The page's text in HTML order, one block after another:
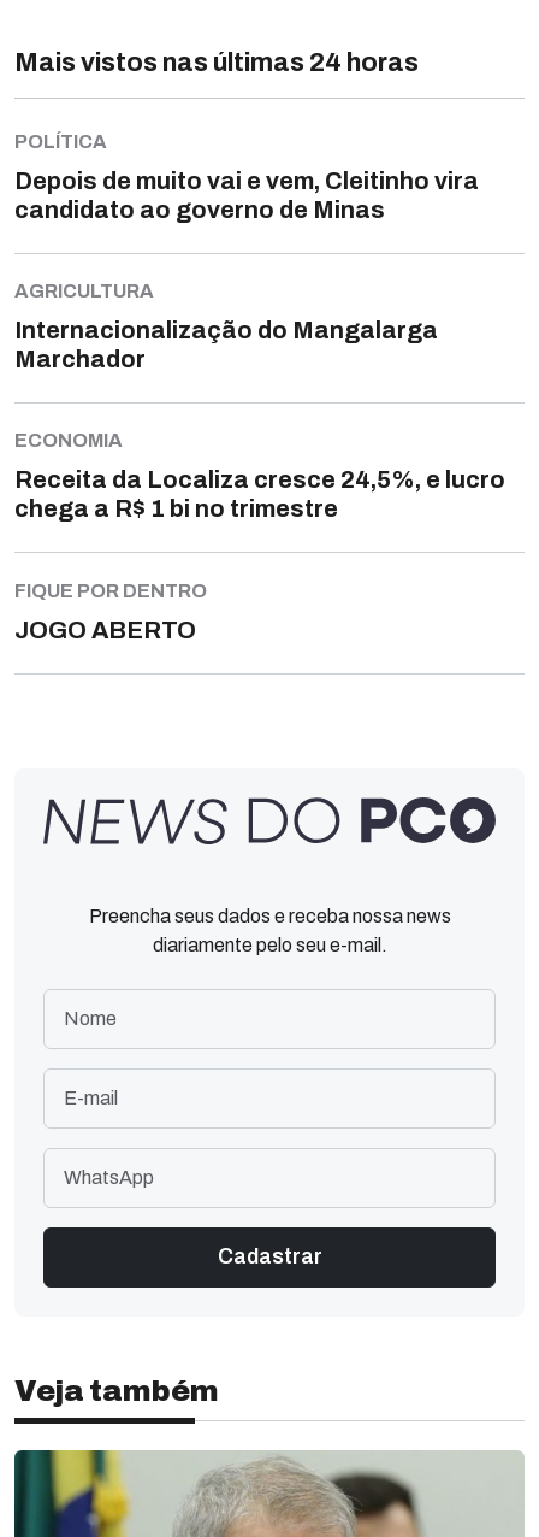
Mais vistos nas últimas 24 horas
POLÍTICA
Depois de muito vai e vem, Cleitinho vira
candidato ao governo de Minas
AGRICULTURA
Internacionalização do Mangalarga
Marchador
ECONOMIA
Receita da Localiza cresce 24,5%, e lucro
chega a R$ 1 bi no trimestre
FIQUE POR DENTRO
JOGO ABERTO
Preencha seus dados e receba nossa news
diariamente pelo seu e-mail.
Veja também